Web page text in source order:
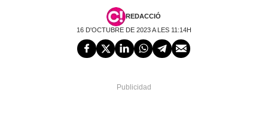
REDACCIÓ
16 D'OCTUBRE DE 2023 A LES 11:14H